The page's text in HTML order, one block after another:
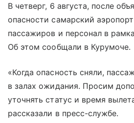
В четверг, 6 августа, после
опасности самарский
пассажиров и персонал в
Об этом сообщали в Курумоче.
«Когда опасность сняли,
в залах ожидания. Просим
уточнять статус и время
рассказали в пресс-службе.